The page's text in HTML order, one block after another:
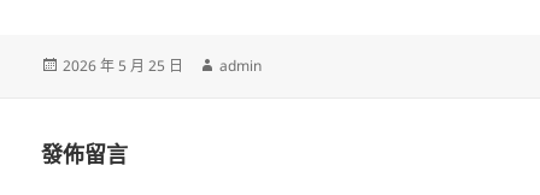
發
2026 年 5 月 25 日
作
admin
發佈留言